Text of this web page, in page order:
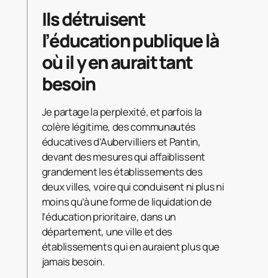
Ils détruisent
l’éducation publique là
où il y en aurait tant
besoin
Je partage la perplexité, et parfois la
colère légitime, des communautés
éducatives d’Aubervilliers et Pantin,
devant des mesures qui affaiblissent
grandement les établissements des
deux villes, voire qui conduisent ni plus ni
moins qu’à une forme de liquidation de
l’éducation prioritaire, dans un
département, une ville et des
établissements qui en auraient plus que
jamais besoin.